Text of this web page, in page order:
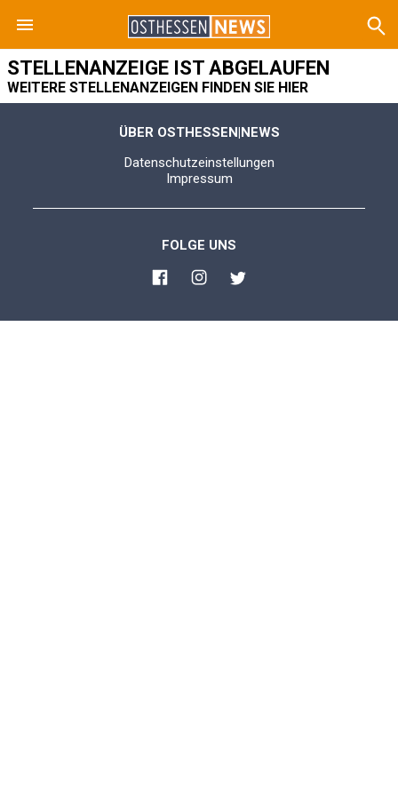
STELLENANZEIGE IST ABGELAUFEN
WEITERE STELLENANZEIGEN FINDEN SIE HIER
ÜBER OSTHESSEN|NEWS
Datenschutzeinstellungen
Impressum
FOLGE UNS